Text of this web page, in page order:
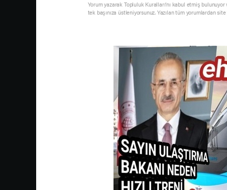
Yorum yazarak Topluluk Kuralları’nı kabul etmiş
tek başınıza üstleniyorsunuz. Yazılan tüm yorumlardan